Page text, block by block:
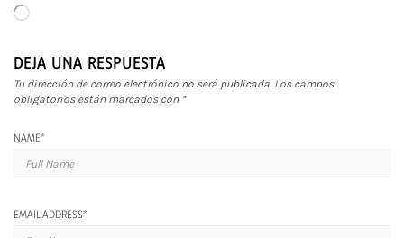
Cargando...
DEJA UNA RESPUESTA
Tu dirección de correo electrónico no será publicada. Los campos
obligatorios están marcados con *
NAME*
EMAIL ADDRESS*